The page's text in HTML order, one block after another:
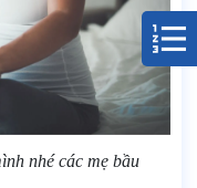
nhé các mẹ bầu